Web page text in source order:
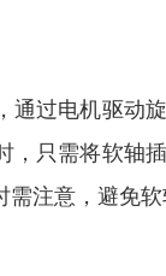
过电机驱动
只需将软轴
注意，避免软